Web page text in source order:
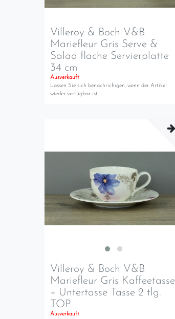
Villeroy & Boch V&B
Mariefleur Gris Serve &
Salad flache Servierplatte
34 cm
Ausverkauft
Lassen Sie sich benachrichigen, wenn der Artikel
wieder verfügbar ist.
Villeroy & Boch V&B
Mariefleur Gris Kaffeetasse
+ Untertasse Tasse 2 tlg.
TOP
Ausverkauft